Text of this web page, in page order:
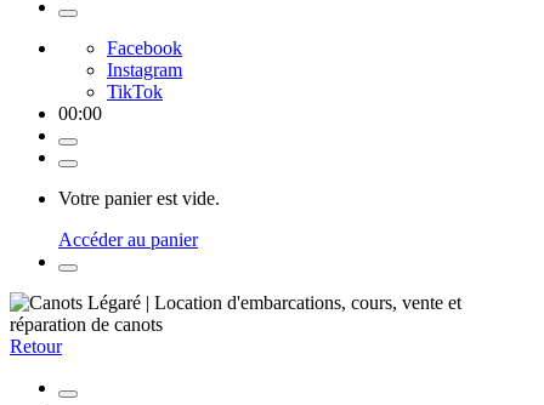
Facebook
Instagram
TikTok
00:00
Votre panier est vide.
Accéder au panier
Retour